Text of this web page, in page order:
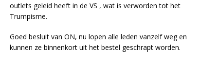
outlets geleid heeft in de VS , wat is verworden tot het
Trumpisme.
Goed besluit van ON, nu lopen alle leden vanzelf weg en
kunnen ze binnenkort uit het bestel geschrapt worden.